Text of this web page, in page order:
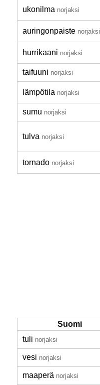
ukonilma norjaksi
auringonpaiste norjaksi
hurrikaani norjaksi
taifuuni norjaksi
lämpötila norjaksi
sumu norjaksi
tulva norjaksi
tornado norjaksi
Suomi
tuli norjaksi
vesi norjaksi
maaperä norjaksi